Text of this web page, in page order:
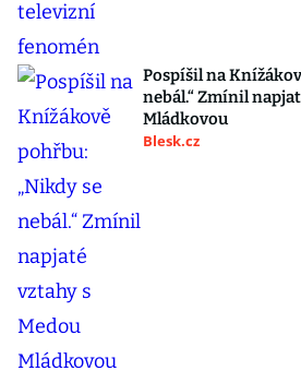
Pospíšil na
nebál.“ Zmínil
Mládkovou
Blesk.cz